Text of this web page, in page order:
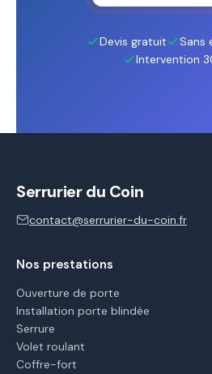
Devis gratuit
Sans
Intervention
Serrurier du Coin
contact@serrurier-du-coin.fr
Nos prestations
Ouverture de porte
Installation porte blindée
Serrure
Volet roulant
Coffre-fort